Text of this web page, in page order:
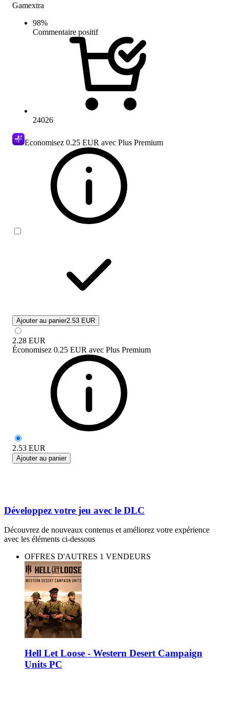
Gamextra
98%
Commentaire positif
24026
Economisez 0.25 EUR avec Plus Premium
Ajouter au panier2.53 EUR
2.28 EUR
Économisez 0.25 EUR avec Plus Premium
2.53 EUR
Ajouter au panier
Développez votre jeu avec le DLC
Découvrez de nouveaux contenus et améliorez votre expérience
avec les éléments ci-dessous
OFFRES D'AUTRES 1 VENDEURS
Hell Let Loose - Western Desert Campaign
Units PC